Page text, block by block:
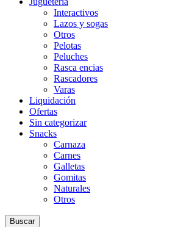
Interactivos
Lazos y sogas
Otros
Pelotas
Peluches
Rasca encias
Rascadores
Varas
Liquidación
Ofertas
Sin categorizar
Snacks
Carnaza
Carnes
Galletas
Gomitas
Naturales
Otros
Buscar